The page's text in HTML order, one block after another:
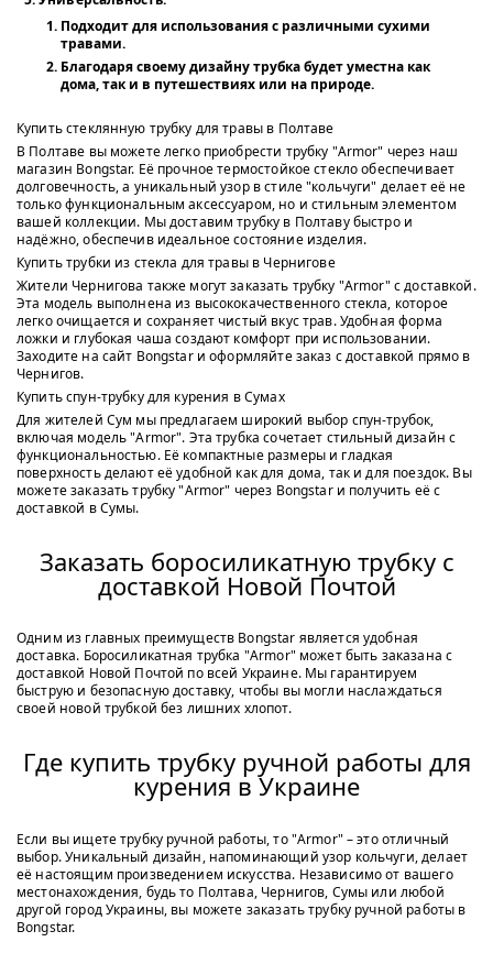
Подходит для использования с различными сухими
травами.
Благодаря своему дизайну трубка будет уместна как
дома, так и в путешествиях или на природе.
Купить стеклянную трубку для травы в Полтаве
В Полтаве вы можете легко приобрести трубку "Armor" через наш
магазин Bongstar. Её прочное термостойкое стекло обеспечивает
долговечность, а уникальный узор в стиле "кольчуги" делает её не
только функциональным аксессуаром, но и стильным элементом
вашей коллекции. Мы доставим трубку в Полтаву быстро и
надёжно, обеспечив идеальное состояние изделия.
Купить трубки из стекла для травы в Чернигове
Жители Чернигова также могут заказать трубку "Armor" с доставкой.
Эта модель выполнена из высококачественного стекла, которое
легко очищается и сохраняет чистый вкус трав. Удобная форма
ложки и глубокая чаша создают комфорт при использовании.
Заходите на сайт Bongstar и оформляйте заказ с доставкой прямо в
Чернигов.
Купить спун-трубку для курения в Сумах
Для жителей Сум мы предлагаем широкий выбор спун-трубок,
включая модель "Armor". Эта трубка сочетает стильный дизайн с
функциональностью. Её компактные размеры и гладкая
поверхность делают её удобной как для дома, так и для поездок. Вы
можете заказать трубку "Armor" через Bongstar и получить её с
доставкой в Сумы.
Заказать боросиликатную трубку с
доставкой Новой Почтой
Одним из главных преимуществ Bongstar является удобная
доставка. Боросиликатная трубка "Armor" может быть заказана с
доставкой Новой Почтой по всей Украине. Мы гарантируем
быструю и безопасную доставку, чтобы вы могли наслаждаться
своей новой трубкой без лишних хлопот.
Где купить трубку ручной работы для
курения в Украине
Если вы ищете трубку ручной работы, то "Armor" – это отличный
выбор. Уникальный дизайн, напоминающий узор кольчуги, делает
её настоящим произведением искусства. Независимо от вашего
местонахождения, будь то Полтава, Чернигов, Сумы или любой
другой город Украины, вы можете заказать трубку ручной работы в
Bongstar.